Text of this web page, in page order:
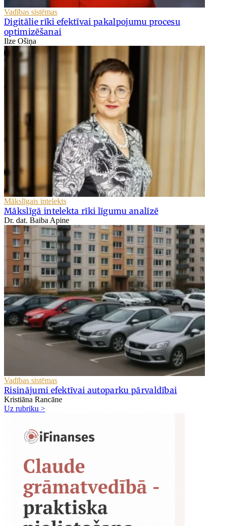
Vadības sistēmas
Digitālie rīki efektīvai pakalpojumu procesu
optimizēšanai
Ilze Ošiņa
Mākslīgais intelekts
Mākslīgā intelekta rīki līgumu analīzē
Dr. dat. Baiba Apine
Vadības sistēmas
Risinājumi efektīvai autoparku pārvaldībai
Kristiāna Rancāne
Uz rubriku >